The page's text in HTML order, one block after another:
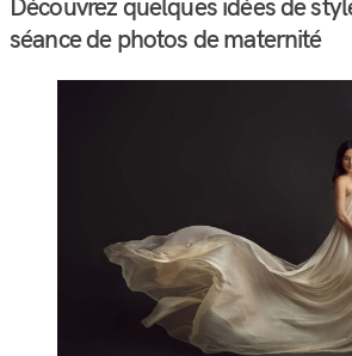
séance de photos de maternité